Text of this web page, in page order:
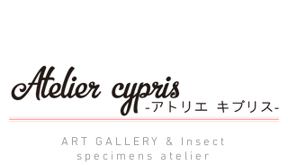
ART GALLERY & Insect
specimens atelier